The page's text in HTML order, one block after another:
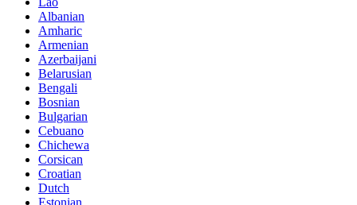
Albanian
Amharic
Armenian
Azerbaijani
Belarusian
Bengali
Bosnian
Bulgarian
Cebuano
Chichewa
Corsican
Croatian
Dutch